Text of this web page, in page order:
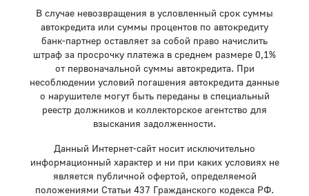
В случае невозвращения в условленный срок суммы
автокредита или суммы процентов по автокредиту
банк-партнер оставляет за собой право начислить
штраф за просрочку платежа в среднем размере 0,1%
от первоначальной суммы автокредита. При
несоблюдении условий погашения автокредита данные
о нарушителе могут быть переданы в специальный
реестр должников и коллекторское агентство для
взыскания задолженности.
Данный Интернет-сайт носит исключительно
информационный характер и ни при каких условиях не
является публичной офертой, определяемой
положениями Статьи 437 Гражданского кодекса РФ.